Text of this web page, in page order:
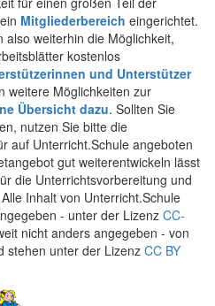
Mitgliederbereich eingerichtet.
weiterhin die Möglichkeit,
kostenlos
und Unterstützer
weitere Möglichkeiten zur
Übersicht dazu. Sollten Sie
nutzen Sie bitte die
auf Unterricht.Schule angeboten
gut weiterentwickeln lässt
die Unterrichtsvorbereitung und
Inhalt von Unterricht.Schule
- unter der Lizenz CC-
nicht anders angegeben - von
stehen unter der Lizenz CC BY